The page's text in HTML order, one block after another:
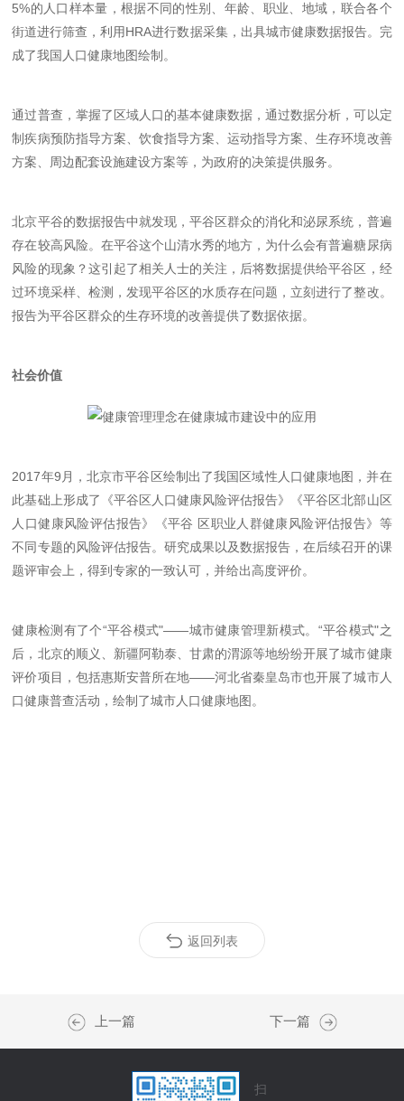
5%的人口样本量，根据不同的性别、年龄、职业、地域，联合各个
街道进行筛查，利用HRA进行数据采集，出具城市健康数据报告。完
成了我国人口健康地图绘制。
通过普查，掌握了区域人口的基本健康数据，通过数据分析，可以定
制疾病预防指导方案、饮食指导方案、运动指导方案、生存环境改善
方案、周边配套设施建设方案等，为政府的决策提供服务。
北京平谷的数据报告中就发现，平谷区群众的消化和泌尿系统，普遍
存在较高风险。在平谷这个山清水秀的地方，为什么会有普遍糖尿病
风险的现象？这引起了相关人士的关注，后将数据提供给平谷区，经
过环境采样、检测，发现平谷区的水质存在问题，立刻进行了整改。
报告为平谷区群众的生存环境的改善提供了数据依据。
社会价值
2017年9 月，北京市平谷区绘制出了我国区域性人口健康地图，并在
此基础上形成了《平谷区人口健康风险评估报告》《平谷区北部山区
人口健康风险评估报告》《平谷 区职业人群健康风险评估报告》等
不同专题的风险评估报告。研究成果以及数据报告，在后续召开的课
题评审会上，得到专家的一致认可，并给出高度评价。
健康检测有了个“平谷模式"——城市健康管理新模式。“平谷模式"之
后，北京的顺义、新疆阿勒泰、甘肃的渭源等地纷纷开展了城市健康
评价项目，包括惠斯安普所在地——河北省秦皇岛市也开展了城市人
口健康普查活动，绘制了城市人口健康地图。
返回列表
上一篇 下一篇
扫